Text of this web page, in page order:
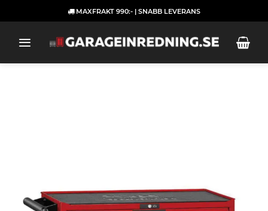
to
MAXFRAKT 990:- | SNABB LEVERANS